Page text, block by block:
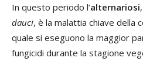
In questo periodo l’alternariosi
dauci, è la malattia chiave della
quale si eseguono la maggior
fungicidi durante la stagione